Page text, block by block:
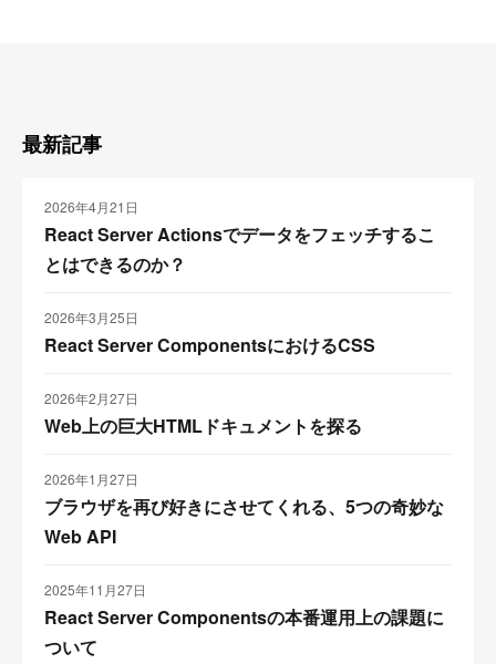
最新記事
2026年4月21日
React Server Actionsでデータをフェッチするこ
とはできるのか？
2026年3月25日
React Server ComponentsにおけるCSS
2026年2月27日
Web上の巨大HTMLドキュメントを探る
2026年1月27日
ブラウザを再び好きにさせてくれる、5つの奇妙な
Web API
2025年11月27日
React Server Componentsの本番運用上の課題に
ついて